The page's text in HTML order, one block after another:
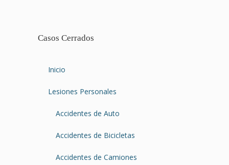
Casos Cerrados
Inicio
Lesiones Personales
Accidentes de Auto
Accidentes de Bicicletas
Accidentes de Camiones